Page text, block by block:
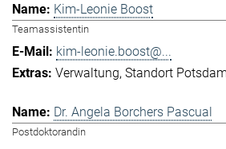
Kim-Leonie Boost
Teamassistentin
kim-leonie.boost@...
Verwaltung Standort Potsdam
Dr. Angela Borchers Pascual
Postdoktorandin